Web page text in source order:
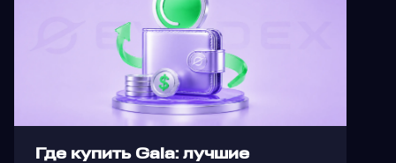
Где купить Gala: лучшие